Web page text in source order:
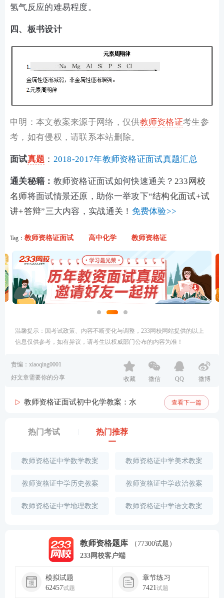
氢气反应的难易程度。
四、板书设计
申明：本文教案来源于网络，仅供教师资格证考生参
考，如有侵权，请联系本站删除。
面试真题 ： 2018-2017年教师资格证面试真题汇总
通关秘籍： 教师资格证面试如何快速通关？ 233网校
名师将面试情景还原，助你一举攻下“结构化面试+试
讲+答辩”三大内容，实战通关！ 免费体验>>
Tag： 教师资格证面试 高中化学 教师资格证
温馨提示：因考试政策、内容不断变化与调整，233网校网站提供的以上
信息仅供参考，如有异议，请考生以权威部门公布的内容为准！
责编：xiaoqing0001
好文章需要你的分享
收藏 微信 QQ 微博
教师资格证面试初中化学教案：水 查看下一篇
热门考试 热门推荐
教师资格证中学数学教案 教师资格证中学美术教案
教师资格证中学历史教案 教师资格证中学政治教案
教师资格证中学地理教案 教师资格证中学语文教案
教师资格题库
（77300试题）
233网校客户端
模拟试题
62457试题
章节练习
7421 试题